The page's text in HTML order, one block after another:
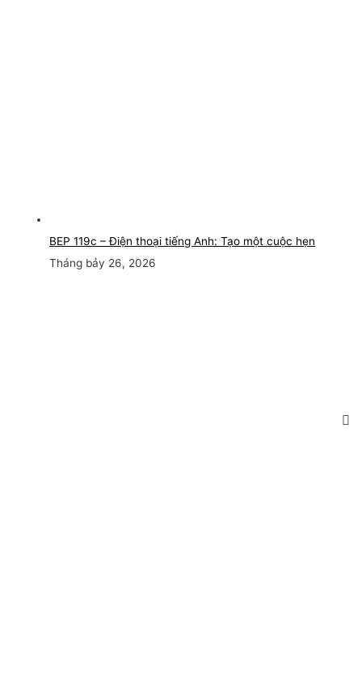
BEP 119c – Điện thoại tiếng Anh: Tạo một cuộc hẹn
Tháng bảy 26, 2026